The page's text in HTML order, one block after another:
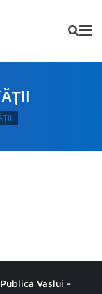
Vaslui -